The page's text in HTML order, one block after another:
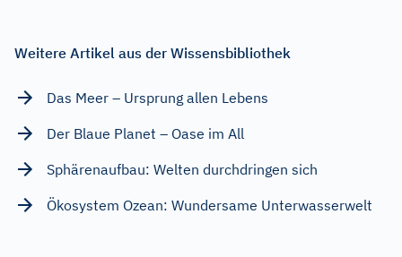
Weitere Artikel aus der Wissensbibliothek
Das Meer – Ursprung allen Lebens
Der Blaue Planet – Oase im All
Sphärenaufbau: Welten durchdringen sich
Ökosystem Ozean: Wundersame Unterwasserwelt